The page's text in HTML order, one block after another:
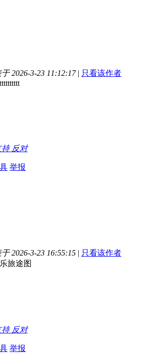
2026-3-23 11:12:17 | 只看该作者
持 反对
举报
2026-3-23 16:55:15 | 只看该作者
旅途图
持 反对
举报